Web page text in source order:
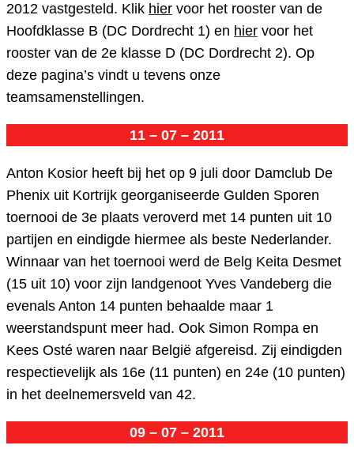
2012 vastgesteld. Klik hier voor het rooster van de
Hoofdklasse B (DC Dordrecht 1) en hier voor het
rooster van de 2e klasse D (DC Dordrecht 2). Op
deze pagina’s vindt u tevens onze
teamsamenstellingen.
11 – 07 – 2011
Anton Kosior heeft bij het op 9 juli door Damclub De
Phenix uit Kortrijk georganiseerde Gulden Sporen
toernooi de 3e plaats veroverd met 14 punten uit 10
partijen en eindigde hiermee als beste Nederlander.
Winnaar van het toernooi werd de Belg Keita Desmet
(15 uit 10) voor zijn landgenoot Yves Vandeberg die
evenals Anton 14 punten behaalde maar 1
weerstandspunt meer had. Ook Simon Rompa en
Kees Osté waren naar België afgereisd. Zij eindigden
respectievelijk als 16e (11 punten) en 24e (10 punten)
in het deelnemersveld van 42.
09 – 07 – 2011